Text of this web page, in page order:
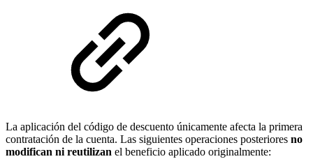
La aplicación del código de descuento únicamente afecta la primera
contratación de la cuenta. Las siguientes operaciones posteriores no
modifican ni reutilizan el beneficio aplicado originalmente: